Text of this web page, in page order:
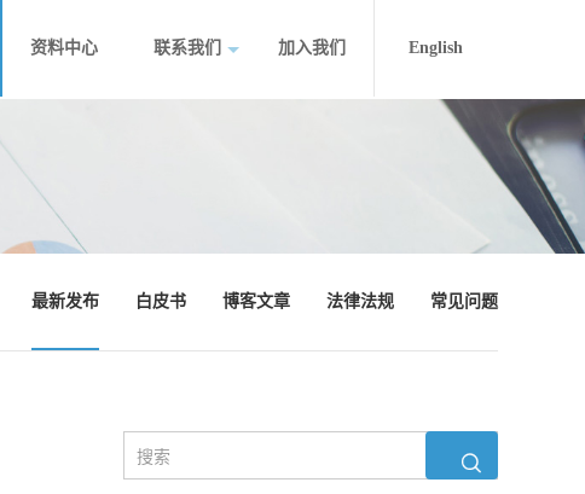
资料中心 联系我们 加入我们 English
最新发布 白皮书 博客文章 法律法规 常见问题